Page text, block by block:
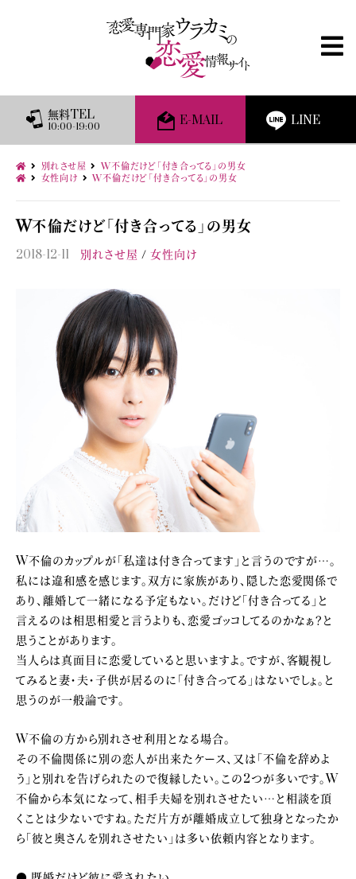
無料TEL
10:00-19:00 E-MAIL LINE
別れさせ屋
W不倫だけど「付き合ってる」の男女
女性向け
W不倫だけど「付き合ってる」の男女
W不倫だけど「付き合ってる」の男女
2018-12-11 別れさせ屋 女性向け
W不倫のカップルが「私達は付き合ってます」と言うのですが…。
私には違和感を感じます。双方に家族があり、隠した恋愛関係で
あり、離婚して一緒になる予定もない。だけど「付き合ってる」と
言えるのは相思相愛と言うよりも、恋愛ゴッコしてるのかなぁ？と
思うことがあります。
当人らは真面目に恋愛していると思いますよ。ですが、客観視し
てみると妻・夫・子供が居るのに「付き合ってる」はないでしょ。と
思うのが一般論です。
W不倫の方から別れさせ利用となる場合。
その不倫関係に別の恋人が出来たケース、又は「不倫を辞めよ
う」と別れを告げられたので復縁したい。この2つが多いです。W
不倫から本気になって、相手夫婦を別れさせたい…と相談を頂
くことは少ないですね。ただ片方が離婚成立して独身となったか
ら「彼と奥さんを別れさせたい」は多い依頼内容となります。